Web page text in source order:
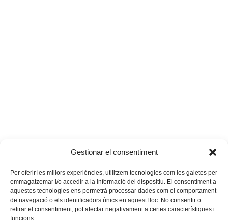
Gestionar el consentiment
Per oferir les millors experiències, utilitzem tecnologies com les galetes per
emmagatzemar i/o accedir a la informació del dispositiu. El consentiment a
aquestes tecnologies ens permetrà processar dades com el comportament
de navegació o els identificadors únics en aquest lloc. No consentir o
retirar el consentiment, pot afectar negativament a certes característiques i
funcions.